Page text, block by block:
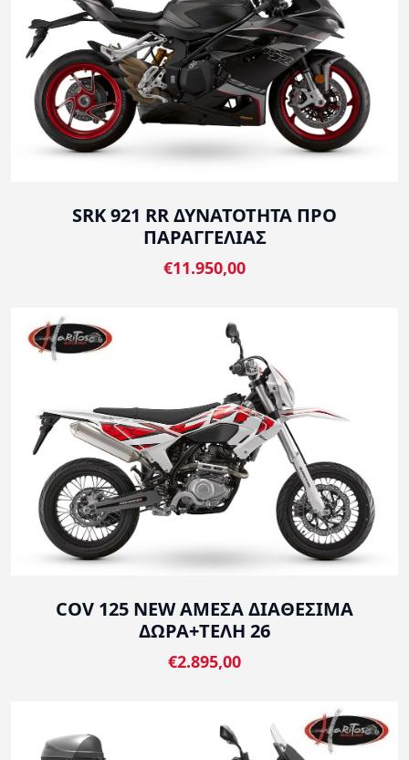
SRK 921 RR ΔΥΝΑΤΟΤΗΤΑ ΠΡΟ
ΠΑΡΑΓΓΕΛΙΑΣ
€11.950,00
COV 125 NEW ΑΜΕΣΑ ΔΙΑΘΕΣΙΜΑ
ΔΩΡΑ+ΤΕΛΗ 26
€2.895,00